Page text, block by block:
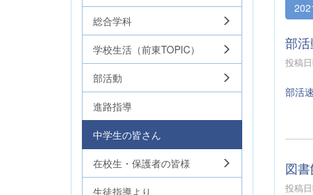
部活
投稿
部活
図
投稿
総合学科
学校生活（前東TOPIC）
部活動
進路指導
中学生の皆さん
在校生・保護者の皆様
生徒指導より